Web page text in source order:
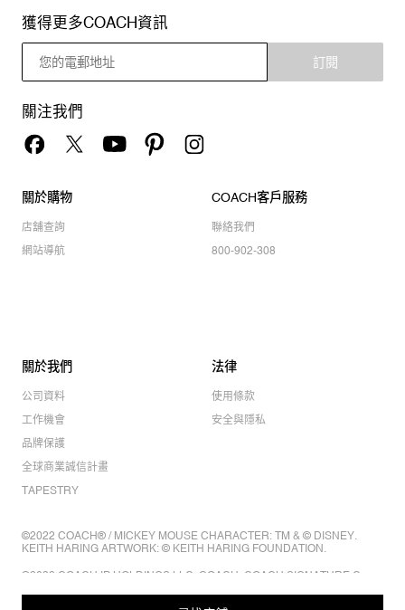
獲得更多COACH資訊
訂閱
關注我們
關於購物
店舖查詢
網站導航
COACH客戶服務
聯絡我們
800-902-308
關於我們
公司資料
工作機會
品牌保護
全球商業誠信計畫
TAPESTRY
法律
使用條款
安全與隱私
©2022 COACH® / MICKEY MOUSE CHARACTER: TM & © DISNEY.
KEITH HARING ARTWORK: © KEITH HARING FOUNDATION.
©2022 COACH IP HOLDINGS LLC. COACH, COACH SIGNATURE C